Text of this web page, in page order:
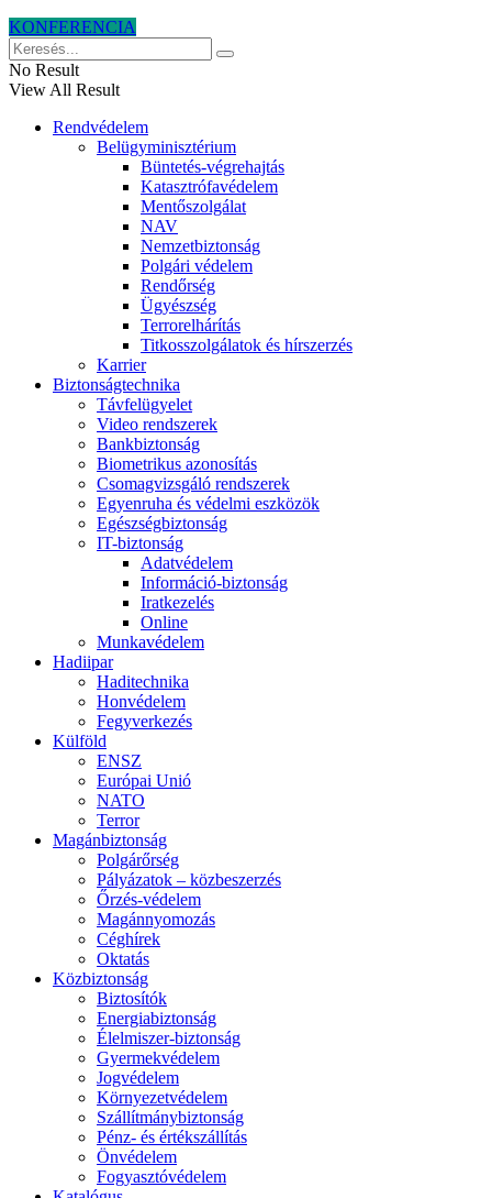
KONFERENCIA
No Result
View All Result
Rendvédelem
Belügyminisztérium
Büntetés-végrehajtás
Katasztrófavédelem
Mentőszolgálat
NAV
Nemzetbiztonság
Polgári védelem
Rendőrség
Ügyészség
Terrorelhárítás
Titkosszolgálatok és hírszerzés
Karrier
Biztonságtechnika
Távfelügyelet
Video rendszerek
Bankbiztonság
Biometrikus azonosítás
Csomagvizsgáló rendszerek
Egyenruha és védelmi eszközök
Egészségbiztonság
IT-biztonság
Adatvédelem
Információ-biztonság
Iratkezelés
Online
Munkavédelem
Hadiipar
Haditechnika
Honvédelem
Fegyverkezés
Külföld
ENSZ
Európai Unió
NATO
Terror
Magánbiztonság
Polgárőrség
Pályázatok – közbeszerzés
Őrzés-védelem
Magánnyomozás
Céghírek
Oktatás
Közbiztonság
Biztosítók
Energiabiztonság
Élelmiszer-biztonság
Gyermekvédelem
Jogvédelem
Környezetvédelem
Szállítmánybiztonság
Pénz- és értékszállítás
Önvédelem
Fogyasztóvédelem